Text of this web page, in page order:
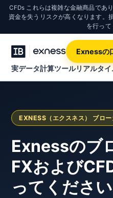
CFDs これらは複雑な金融商品であ
資金を失うリスクが高くなります。
を行って
実データ計算ツールリアルタ
Exnessの
EXNESS（エクスネス） ブロー
Exnessのブ
FXおよび
ってください